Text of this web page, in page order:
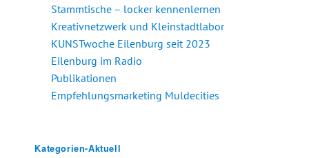
Stammtische – locker kennenlernen
Kreativnetzwerk und Kleinstadtlabor
KUNSTwoche Eilenburg seit 2023
Eilenburg im Radio
Publikationen
Empfehlungsmarketing Muldecities
Kategorien-Aktuell